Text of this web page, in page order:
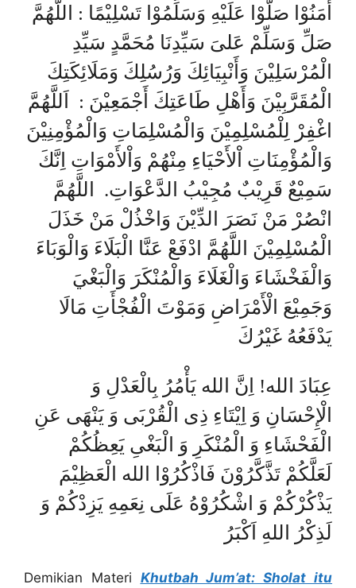
أَمَنُوْا صَلُّوْا عَلَيْهِ وَسَلِّمُوْا تَسْلِيْمًا : اللّهُمَّ
صَلِّ وَسَلِّمْ عَلىَ سَيِّدِنَا مُحَمَّدٍ سَيِّدِ
الْمُرْسَلِيْنَ وَأَنْبِيَائِكَ وَرُسُلِكَ وَمَلَائِكَتِكَ
الْمُقَرَّبِيْنَ وَأَهْلِ طَاعَتِكَ أَجْمَعِيْنَ : اَللَّهُمَّ
اغْفِرْ لِلْمُسْلِمِيْنَ وَالْمُسْلِمَاتِ وَالْمُؤْمِنِيْنَ
وَالْمُؤْمِنَاتِ اْلأَحْيَاءِ مِنْهُمْ وَاْلأَمْوَاتِ اِنَّكَ
سَمِيْعٌ قَرِيْبٌ مُجِيْبُ الدَّعْوَاتِ. اللَّهُمَّ
انْصُرْ مَنْ نَصَرَ الدِّيْنَ وَاخْذُلْ مَنْ خَذَلَ
الْمُسْلِمِيْنَ اللَّهُمَّ ادْفَعْ عَنَّا الْبَلَاءَ وَالْوَبَاءَ
وَالْفَخْشَاءَ وَالْغَلَاءَ وَالْمُنْكَرَ وَالْبَغْيَ
وَجَمِيْعَ الْأَمْرَاضِ وَمَوْتَ الْفُجْأَتِ مَالَا
يَدْفَعُهُ غَيْرُكَ
عِبَادَ الله! اِنَّ الله يَأْمُرُ بِالْعَدْلِ وَ
الْإِحْسَانِ وَ اِيْتَاءِ ذِى الْقُرْبَى وَ يَنْهَى عَنِ
الْفَحْشَاءِ وَ الْمُنْكَرِ وَ الْبَغْىِ يَعِظُكُمْ
لَعَلَّكُمْ تَذَّكَّرُوْنَ فَاذْكُرُوْا الله الْعَظِيْمَ
يَذْكُرْكُمْ وَ اشْكُرُوْهُ عَلَى نِعَمِهِ يَزِدْكُمْ وَ
لَذِكْرُ اللهِ اَكْبَرُ
Demikian Materi Khutbah Jum’at: Sholat itu